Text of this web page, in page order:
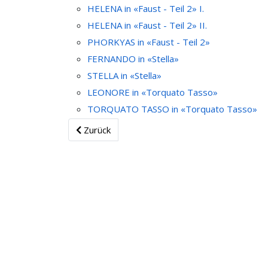
HELENA in «Faust - Teil 2» I.
HELENA in «Faust - Teil 2» II.
PHORKYAS in «Faust - Teil 2»
FERNANDO in «Stella»
STELLA in «Stella»
LEONORE in «Torquato Tasso»
TORQUATO TASSO in «Torquato Tasso»
Zurück